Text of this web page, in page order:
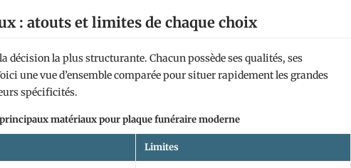
: atouts et limites de chaque choix
décision la plus structurante. Chacun possède ses qualités, ses
une vue d’ensemble comparée pour situer rapidement les grandes
spécificités.
matériaux pour plaque funéraire moderne
Limites